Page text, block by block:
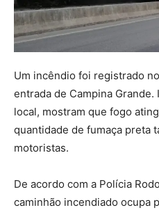
Um incêndio foi registrado
entrada de Campina
local, mostram que fogo
quantidade de fumaça preta
motoristas.
De acordo com a Polícia
caminhão incendiado ocupa